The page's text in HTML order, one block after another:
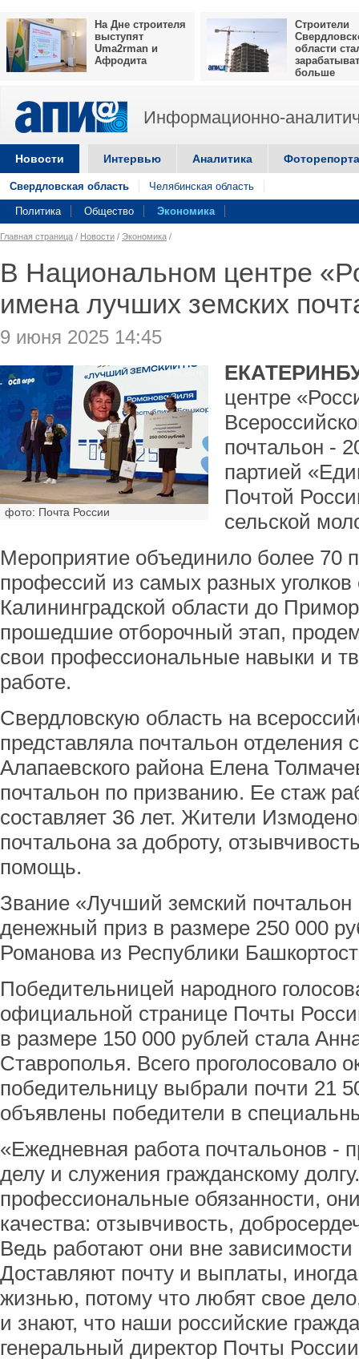
На Дне строителя
выступят
Uma2rman и
Афродита
Строители
области
больше
Информационно-
Новости Интервью Аналитика
Свердловская область Челябинская область
Политика Общество Экономика
Главная страница / Новости / Экономика /
В Национальном центре
имена лучших земских
9 июня 2025 14:45
фото: Почта России
центре
почтальон -
партией
Почтой
сельской
Мероприятие объединило более 70
профессий из самых разных уголков
Калининградской области до
прошедшие отборочный этап,
свои профессиональные навыки и
работе.
Свердловскую область на
представляла почтальон отделения
Алапаевского района Елена
почтальон по призванию. Ее стаж
составляет 36 лет. Жители
почтальона за доброту,
помощь.
Звание «Лучший земский
денежный приз в размере 250 000
Романова из Республики
Победительницей народного
официальной странице Почты
в размере 150 000 рублей стала
Ставрополья. Всего проголосовало
победительницу выбрали почти 21
объявлены победители в
«Ежедневная работа почтальонов -
делу и служения гражданскому
профессиональные обязанности,
качества: отзывчивость,
Ведь работают они вне
Доставляют почту и выплаты,
жизнью, потому что любят свое
и знают, что наши российские
генеральный директор Почты